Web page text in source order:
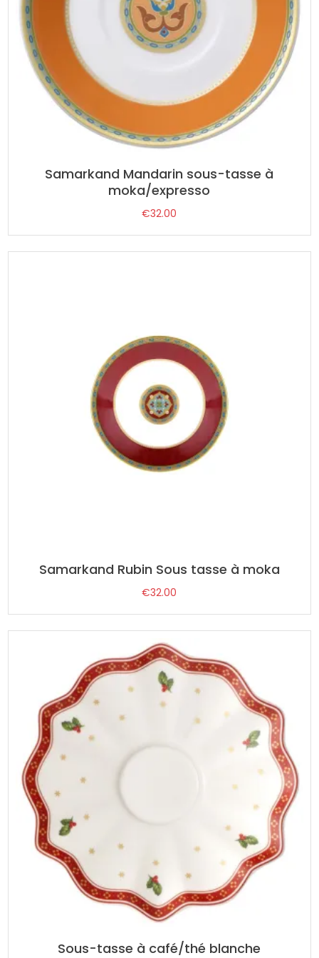
Samarkand Mandarin sous-tasse à
moka/expresso
€32.00
Samarkand Rubin Sous tasse à moka
€32.00
Sous-tasse à café/thé blanche